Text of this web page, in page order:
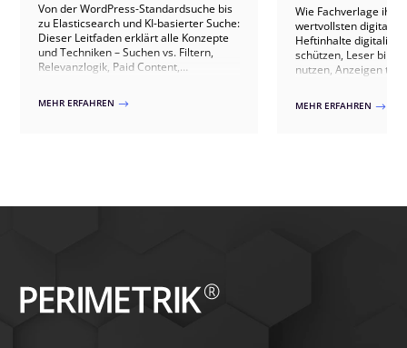
Von der WordPress-Standardsuche bis
zu Elasticsearch und KI-basierter Suche:
Dieser Leitfaden erklärt alle Konzepte
und Techniken – Suchen vs. Filtern,
Relevanzlogik, Paid Content,
MEHR ERFAHREN $
Wie Fachverlage ihre
wertvollsten digitalen
Heftinhalte
schützen, Leser
nutzen, Anzeigen
Abonnenten
20+ Verlagsprojekten.
MEHR ERFAHREN $